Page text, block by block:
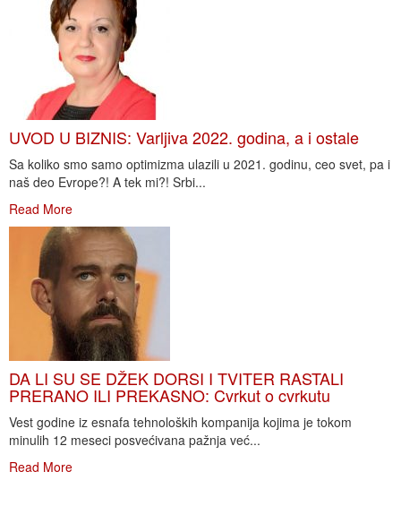
UVOD U BIZNIS: Varljiva 2022. godina, a i ostale
Sa koliko smo samo optimizma ulazili u 2021. godinu, ceo svet, pa i
naš deo Evrope?! A tek mi?! Srbi...
Read More
DA LI SU SE DŽEK DORSI I TVITER RASTALI
PRERANO ILI PREKASNO: Cvrkut o cvrkutu
Vest godine iz esnafa tehnoloških kompanija kojima je tokom
minulih 12 meseci posvećivana pažnja već...
Read More